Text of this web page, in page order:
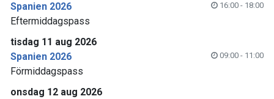
Spanien 2026
16:00 - 18:00
Eftermiddagspass
tisdag 11 aug 2026
Spanien 2026
09:00 - 11:00
Förmiddagspass
onsdag 12 aug 2026